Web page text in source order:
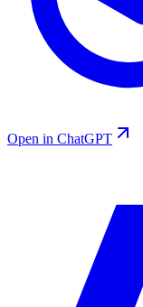
Open in ChatGPT